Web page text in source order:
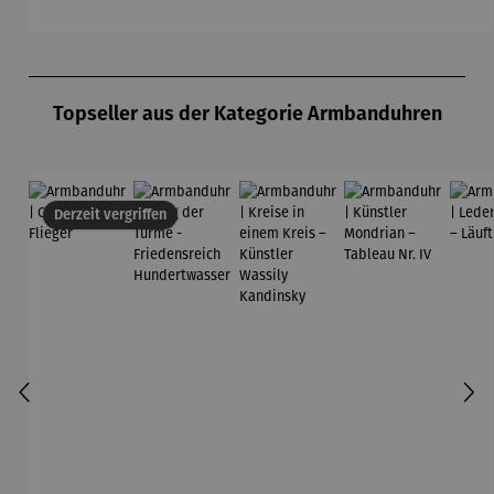
Topseller aus der Kategorie Armbanduhren
Derzeit vergriffen